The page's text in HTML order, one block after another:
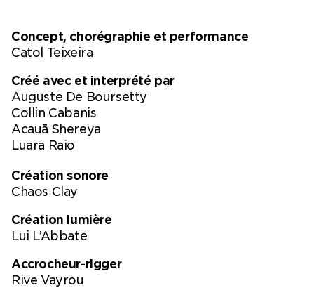
méthodes chorégraphiques
être un corps. Iel danse
comme un moyen de ne pas
Concept, chorégraphie et performance
Catol Teixeira
Créé avec et interprété par
Auguste De Boursetty
Collin Cabanis
Acauā Shereya
Luara Raio
Création sonore
Chaos Clay
Création lumière
Lui L’Abbate
Accrocheur-rigger
Rive Vayrou